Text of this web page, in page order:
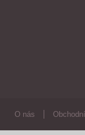
O nás